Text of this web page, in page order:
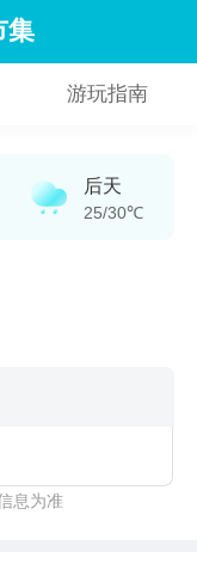
集
游玩指南
后天
25/30℃
息为准